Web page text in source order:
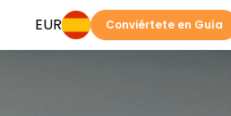
EUR Conviértete en Guía